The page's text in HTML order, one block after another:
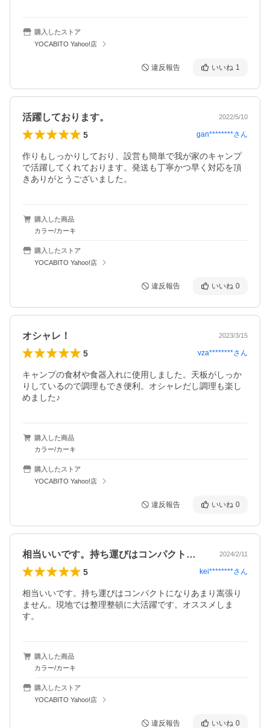
購入したストア
YOCABITO Yahoo!店
違反報告 いいね 1
活躍しております。 2022/5/10
5 gan********さん
作りもしっかりしており、設営も簡単で我が家のキャンプ
で活躍してくれております。発送も丁寧かつ早く対応を頂
きありがとうございました。
購入した商品
カラー/カーキ
購入したストア
YOCABITO Yahoo!店
違反報告 いいね 0
オシャレ！ 2023/3/15
5 vza********さん
キャンプの食材や食器入れに使用しました。天板がしっか
りしているので調理もでき便利。オシャレだし調理も楽し
めました♪
購入した商品
カラー/カーキ
購入したストア
YOCABITO Yahoo!店
違反報告 いいね 0
相当いいです。持ち運びはコンパクトにな… 2024/2/11
5 kei********さん
相当いいです。持ち運びはコンパクトになりあまり嵩張り
ません。現地では整理整頓に大活躍です。オススメしま
す。
購入した商品
カラー/カーキ
購入したストア
YOCABITO Yahoo!店
違反報告 いいね 0